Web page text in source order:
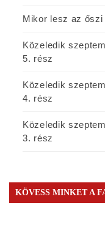
Mikor lesz az őszi
Közeledik
5. rész
Közeledik
4. rész
Közeledik
3. rész
KÖVESS MINKET A